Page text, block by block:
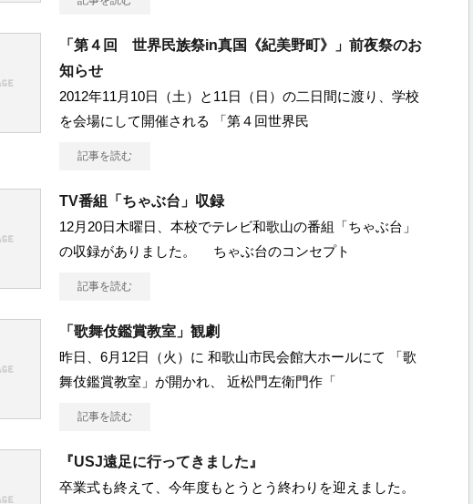
「第４回 世界民族祭in真国《紀美野町》」前夜祭のお
知らせ
2012年11月10日（土）と11日（日）の二日間に渡り、学校
を会場にして開催される 「第４回世界民
記事を読む
TV番組「ちゃぶ台」収録
12月20日木曜日、本校でテレビ和歌山の番組「ちゃぶ台」
の収録がありました。 ちゃぶ台のコンセプト
記事を読む
「歌舞伎鑑賞教室」観劇
昨日、6月12日（火）に 和歌山市民会館大ホールにて 「歌
舞伎鑑賞教室」が開かれ、 近松門左衛門作「
記事を読む
『USJ遠足に行ってきました』
卒業式も終えて、今年度もとうとう終わりを迎えました。